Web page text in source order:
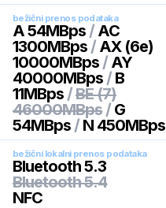
bežični prenos podataka
A 54MBps / AC
1300MBps / AX (6e)
10000MBps / AY
40000MBps / B
11MBps /BE (7)
46000MBps / G
54MBps / N 450MBps
bežični lokalni prenos podataka
Bluetooth 5.3
Bluetooth 5.4
NFC